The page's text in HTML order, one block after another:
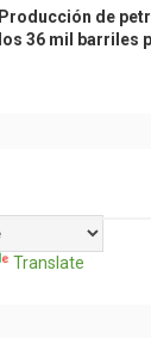
Producción de
los 36 mil barriles
Translate